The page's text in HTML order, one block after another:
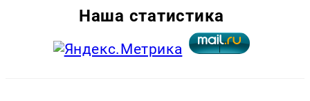
Наша статистика